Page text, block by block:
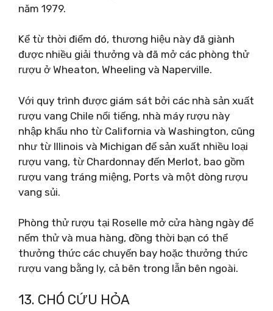
năm 1979.
Kể từ thời điểm đó, thương hiệu này đã giành
được nhiều giải thưởng và đã mở các phòng thử
rượu ở Wheaton, Wheeling và Naperville.
Với quy trình được giám sát bởi các nhà sản xuất
rượu vang Chile nổi tiếng, nhà máy rượu này
nhập khẩu nho từ California và Washington, cũng
như từ Illinois và Michigan để sản xuất nhiều loại
rượu vang, từ Chardonnay đến Merlot, bao gồm
rượu vang tráng miệng, Ports và một dòng rượu
vang sủi.
Phòng thử rượu tại Roselle mở cửa hàng ngày để
nếm thử và mua hàng, đồng thời bạn có thể
thưởng thức các chuyến bay hoặc thưởng thức
rượu vang bằng ly, cả bên trong lẫn bên ngoài.
13. CHÓ CỨU HỎA